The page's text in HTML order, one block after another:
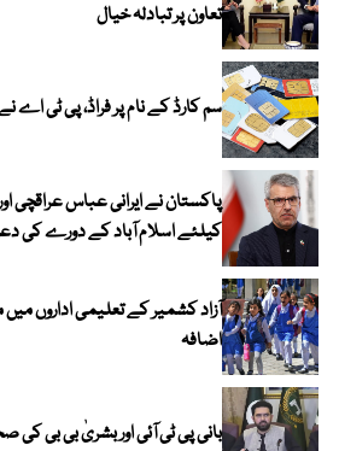
تعاون پر تبادلہ خیال
سم کارڈ کے نام پر فراڈ، پی ٹی اے
پاکستان نے ایرانی عباس عراقچی
کیلئے اسلام آباد کے دورے کی
آزاد کشمیر کے تعلیمی اداروں
اضافہ
بانی پی ٹی آئی اور بشریٰ بی بی